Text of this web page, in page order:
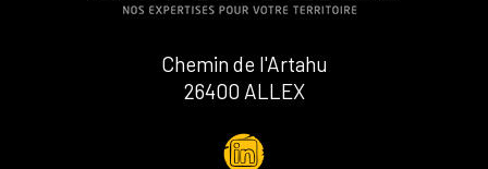
Chemin de l'Artahu
26400 ALLEX